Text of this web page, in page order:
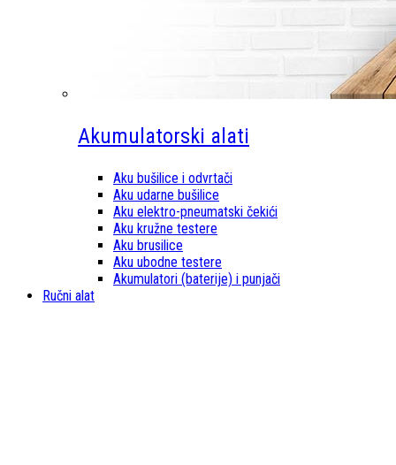
Akumulatorski alati
Aku bušilice i odvrtači
Aku udarne bušilice
Aku elektro-pneumatski čekići
Aku kružne testere
Aku brusilice
Aku ubodne testere
Akumulatori (baterije) i punjači
Ručni alat